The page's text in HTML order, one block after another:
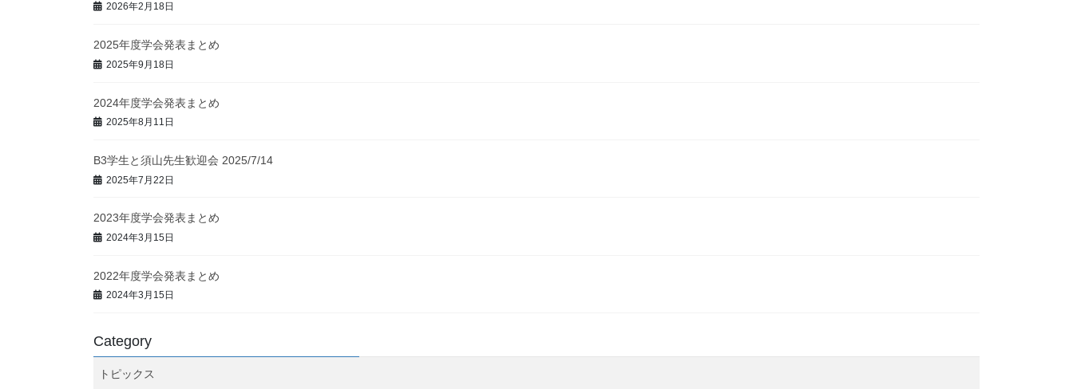
2026年2月18日
2025年度学会発表まとめ
2025年9月18日
2024年度学会発表まとめ
2025年8月11日
B3学生と須山先生歓迎会 2025/7/14
2025年7月22日
2023年度学会発表まとめ
2024年3月15日
2022年度学会発表まとめ
2024年3月15日
Category
トピックス